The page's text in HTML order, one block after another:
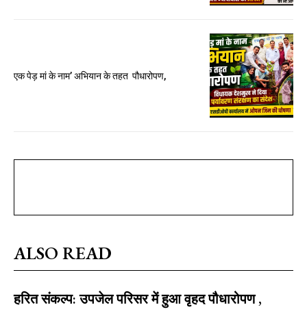
एक पेड़ मां के नाम’ अभियान के तहत पौधारोपण,
ALSO READ
हरित संकल्प: उपजेल परिसर में हुआ वृहद पौधारोपण ,